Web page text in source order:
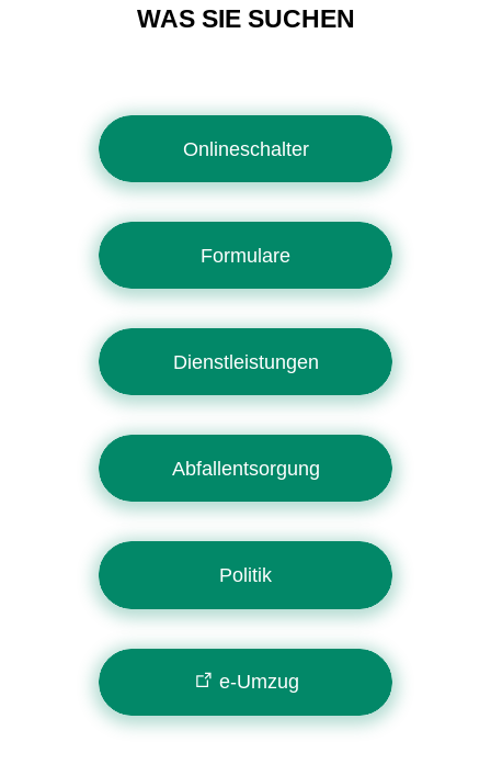
WAS SIE SUCHEN
Onlineschalter
Formulare
Dienstleistungen
Abfallentsorgung
Politik
e-Umzug